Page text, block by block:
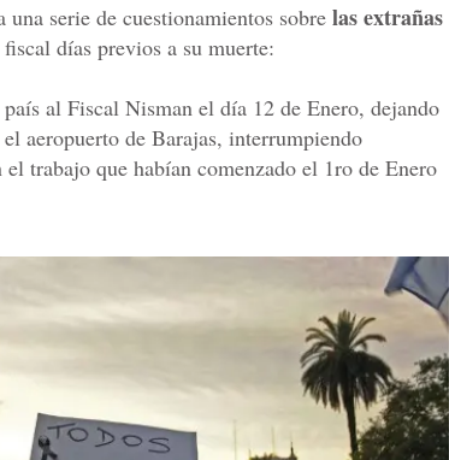
serie de cuestionamientos sobre las extrañas
días previos a su muerte:
al Fiscal Nisman el día 12 de Enero, dejando
aeropuerto de Barajas, interrumpiendo
trabajo que habían comenzado el 1ro de Enero